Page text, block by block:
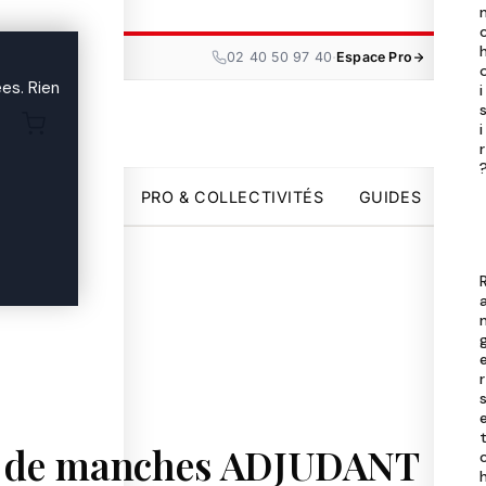
Rien
02 40 50 97 40·Espace Pro
PRO & COLLECTIVITÉS GUIDES
i
s
i
r
r
s
t
manches ADJUDANT